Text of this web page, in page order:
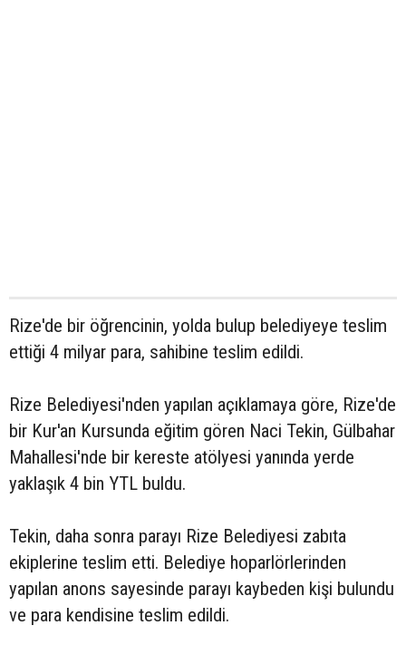
Rize'de bir öğrencinin, yolda bulup belediyeye teslim
ettiği 4 milyar para, sahibine teslim edildi.
Rize Belediyesi'nden yapılan açıklamaya göre, Rize'de
bir Kur'an Kursunda eğitim gören Naci Tekin, Gülbahar
Mahallesi'nde bir kereste atölyesi yanında yerde
yaklaşık 4 bin YTL buldu.
Tekin, daha sonra parayı Rize Belediyesi zabıta
ekiplerine teslim etti. Belediye hoparlörlerinden
yapılan anons sayesinde parayı kaybeden kişi bulundu
ve para kendisine teslim edildi.